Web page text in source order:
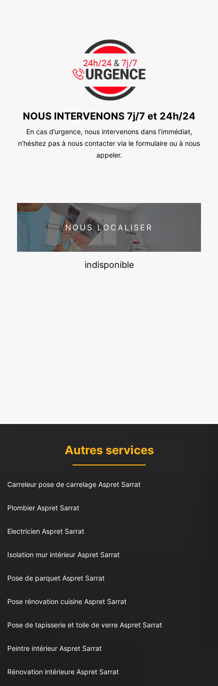
NOUS INTERVENONS 7j/7 et 24h/24
En cas d’urgence, nous intervenons dans l’immédiat,
n’hésitez pas à nous contacter via le formulaire ou à nous
appeler.
NOUS LOCALISER
indisponible
Autres services
Carreleur pose de carrelage Aspret Sarrat
Plombier Aspret Sarrat
Electricien Aspret Sarrat
Isolation mur intérieur Aspret Sarrat
Pose de parquet Aspret Sarrat
Pose rénovation cuisine Aspret Sarrat
Pose de tapisserie et toile de verre Aspret Sarrat
Peintre intérieur Aspret Sarrat
Rénovation intérieure Aspret Sarrat